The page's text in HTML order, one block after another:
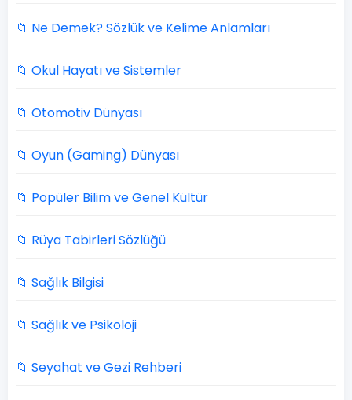
📁 Ne Demek? Sözlük ve Kelime Anlamları
📁 Okul Hayatı ve Sistemler
📁 Otomotiv Dünyası
📁 Oyun (Gaming) Dünyası
📁 Popüler Bilim ve Genel Kültür
📁 Rüya Tabirleri Sözlüğü
📁 Sağlık Bilgisi
📁 Sağlık ve Psikoloji
📁 Seyahat ve Gezi Rehberi